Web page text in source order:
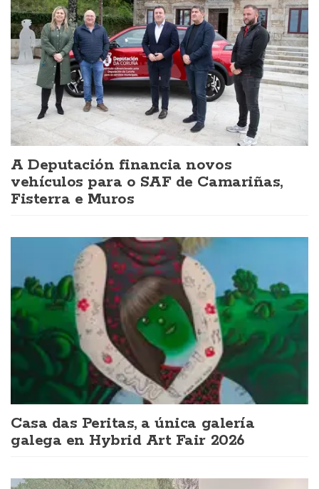
A Deputación financia novos
vehículos para o SAF de Camariñas,
Fisterra e Muros
Casa das Peritas, a única galería
galega en Hybrid Art Fair 2026